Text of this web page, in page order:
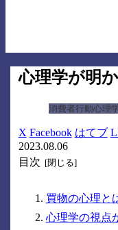
心理学が明
消費者行動心理
X Facebook はてブ
2023.08.06
目次
買物の心理と
心理学の視点